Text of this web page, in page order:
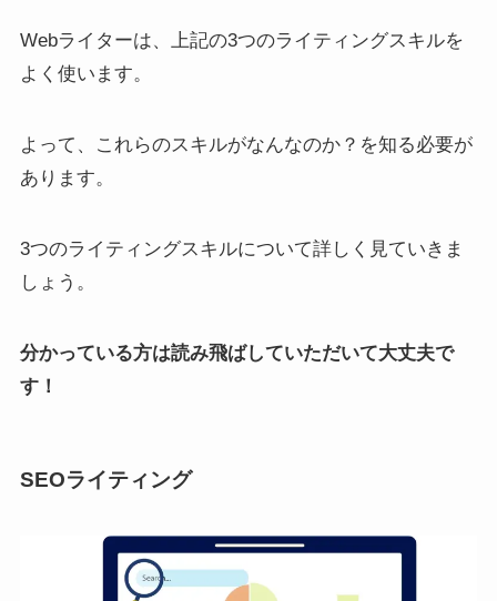
Webライターは、上記の3つのライティングスキルを
よく使います。
よって、これらのスキルがなんなのか？を知る必要が
あります。
3つのライティングスキルについて詳しく見ていきま
しょう。
分かっている方は読み飛ばしていただいて大丈夫で
す！
SEOライティング